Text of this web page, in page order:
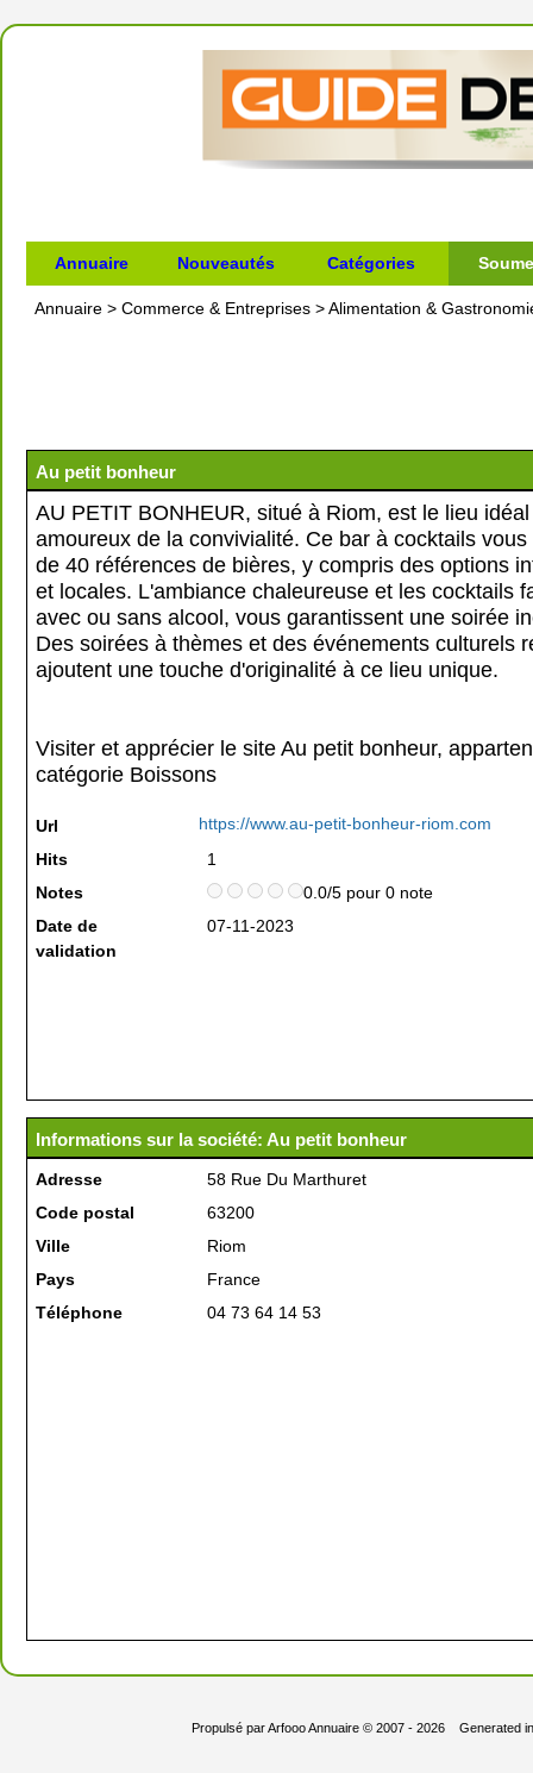
Annuaire Nouveautés Catégories
Annuaire > Commerce & Entreprises >Alimentation &
Au petit bonheur
AU PETIT BONHEUR, situé à Riom, est le lieu
amoureux de la convivialité. Ce bar à cocktails
de 40 références de bières, y compris des options
et locales. L'ambiance chaleureuse et les cocktails
avec ou sans alcool, vous garantissent une soirée
Des soirées à thèmes et des événements culturels
ajoutent une touche d'originalité à ce lieu unique.
Visiter et apprécier le site Au petit bonheur,
catégorie Boissons
Url
https://www.au-petit-bonheur-riom.com
Hits
1
Notes
0.0/5 pour 0 note
Date de
validation
07-11-2023
Informations sur la société: Au petit bonheur
Adresse
58 Rue Du Marthuret
Code postal
63200
Ville
Riom
Pays
France
Téléphone
04 73 64 14 53
Propulsé parArfooo Annuaire© 2007 - 2026 Generated